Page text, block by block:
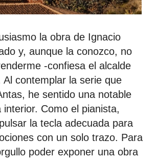
la obra de Ignacio
y, aunque la conozco, no
-confiesa el alcalde
Al contemplar la serie que
he sentido una notable
interior. Como el pianista,
la tecla adecuada para
con un solo trazo. Para
poder exponer una obra